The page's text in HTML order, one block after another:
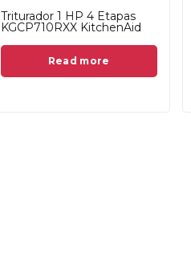
Triturador 1 HP 4 Etapas
KGCP710RXX KitchenAid
Read more